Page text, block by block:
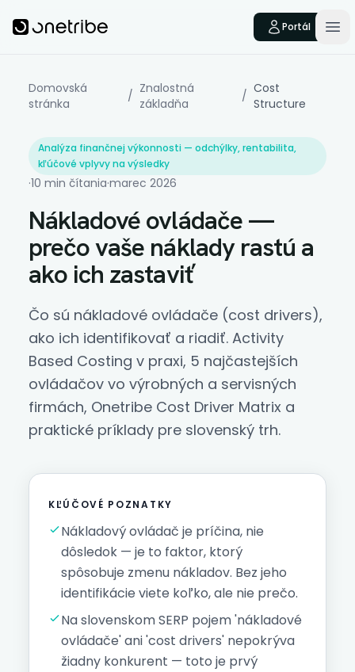
Onetribe
Portál
Domovská
stránka
/ Znalostná
základňa
/ Cost
Structure
Analýza finančnej výkonnosti — odchýlky, rentabilita,
kľúčové vplyvy na výsledky
·10 min čítania·marec 2026
Nákladové ovládače —
prečo vaše náklady rastú a
ako ich zastaviť
Čo sú nákladové ovládače (cost drivers),
ako ich identifikovať a riadiť. Activity
Based Costing v praxi, 5 najčastejších
ovládačov vo výrobných a servisných
firmách, Onetribe Cost Driver Matrix a
praktické príklady pre slovenský trh.
KĽÚČOVÉ POZNATKY
Nákladový ovládač je príčina, nie
dôsledok — je to faktor, ktorý
spôsobuje zmenu nákladov. Bez jeho
identifikácie viete koľko, ale nie prečo.
Na slovenskom SERP pojem 'nákladové
ovládače' ani 'cost drivers' nepokrýva
žiadny konkurent — toto je prvý